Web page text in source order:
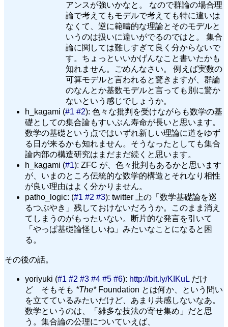
アンスが強いかなと。 なので群論の場合理
論で考えてもモデルで考えても特に違いは
なくて、逆に範疇的な理論とそのモデルと
いうのは扱いに違いがでるのではと。 集合
論に関しては難しすぎて良く分からないで
す。ちょっといいかげんなこと書いたかも
知れません。ごめんなさい。 例えば実数の
可算モデルと言われると驚きますが、群論
のなんとか基数モデルと言っても別に驚か
ないという感じでしょうか。
h_kagami (#1 #2): 色々な批判を受けながらも数学の基
礎としての集合論もすいぶん寿命が長いと思います。
数学の基礎という点ではいずれ新しい理論に道をゆず
る日が来るかも知れません。そうなったとしても集合
論内部の構造研究はまだまだ続くと思います。
h_kagami (#1): ZFC が、色々批判もあるかと思います
が、いまのところ伝統的な数学的構造とそれなり相性
が良い理由はよく分かりません。
patho_logic: (#1 #2 #3): twitter 上の「数学基礎論を巡
るつぶやき」残しておけないだろうか。このまま消え
てしまうのがもったいない。断片的な発言を引いて
「やっぱ基礎論怪しいね」みたいなことになると困
る。
その後の話。
yoriyuki (#1 #2 #3 #4 #5 #6): http://bit.ly/KIKuLだけ
ど そもそも *The*Foundation とは何か、という問い
を立てているみたいだけど、あまり共感しないなあ。
数学というのは、「雑多な技法の寄せ集め」だと思
う。集合論の公理についていえば、